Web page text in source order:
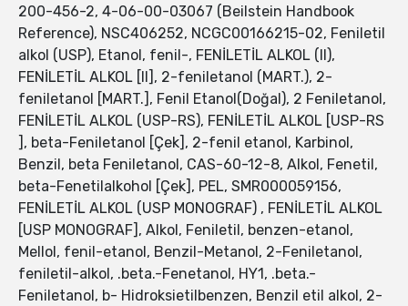
200-456-2, 4-06-00-03067 (Beilstein Handbook
Reference), NSC406252, NCGC00166215-02, Feniletil
alkol (USP), Etanol, fenil-, FENİLETİL ALKOL (II),
FENİLETİL ALKOL [II], 2-feniletanol (MART.), 2-
feniletanol [MART.], Fenil Etanol(Doğal), 2 Feniletanol,
FENİLETİL ALKOL (USP-RS), FENİLETİL ALKOL [USP-RS
], beta-Feniletanol [Çek], 2-fenil etanol, Karbinol,
Benzil, beta Feniletanol, CAS-60-12-8, Alkol, Fenetil,
beta-Fenetilalkohol [Çek], PEL, SMR000059156,
FENİLETİL ALKOL (USP MONOGRAF) , FENİLETİL ALKOL
[USP MONOGRAF], Alkol, Feniletil, benzen-etanol,
Mellol, fenil-etanol, Benzil-Metanol, 2-Feniletanol,
feniletil-alkol, .beta.-Fenetanol, HY1, .beta.-
Feniletanol, b- Hidroksietilbenzen, Benzil etil alkol, 2-